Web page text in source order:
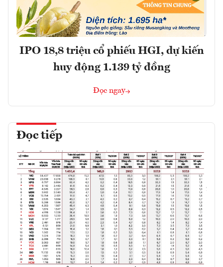
IPO 18,8 triệu cổ phiếu HGI, dự kiến
huy động 1.139 tỷ đồng
Đọc ngay
Đọc tiếp